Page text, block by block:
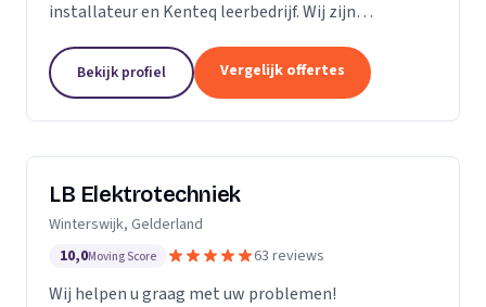
installateur en Kenteq leerbedrijf. Wij zijn
Utrecht.Bekijk profiel Vergelijk offertes
LB Elektrotechniek
Winterswijk, Gelderland
10,0Moving Score 63 reviews
Wij helpen u graag met uw problemen!